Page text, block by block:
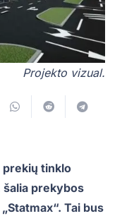
Projekto vizual.
prekių tinklo
šalia prekybos
Tai bus